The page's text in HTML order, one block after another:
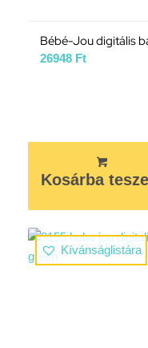
Bébé-Jou digitális
26948 Ft
Kosárba
Kívánságlistára